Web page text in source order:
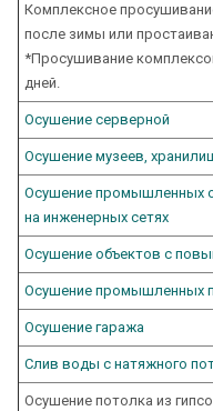
Комплексное
после зимы или
*Просушивание
дней.
Осушение серверной
Осушение музеев,
Осушение промышленных
на инженерных сетях
Осушение объектов с
Осушение промышленных
Осушение гаража
Слив воды с натяжного
Осушение потолка из